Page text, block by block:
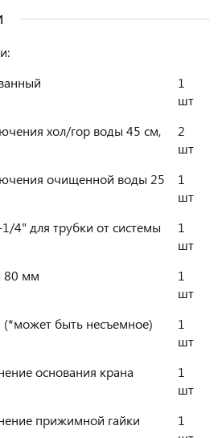
1
шт
хол/гор воды 45 см,
2
шт
очищенной воды 25
1
шт
4" для трубки от системы
1
шт
80 мм
1
шт
(*может быть несъемное)
1
шт
основания крана
1
шт
прижимной гайки
1